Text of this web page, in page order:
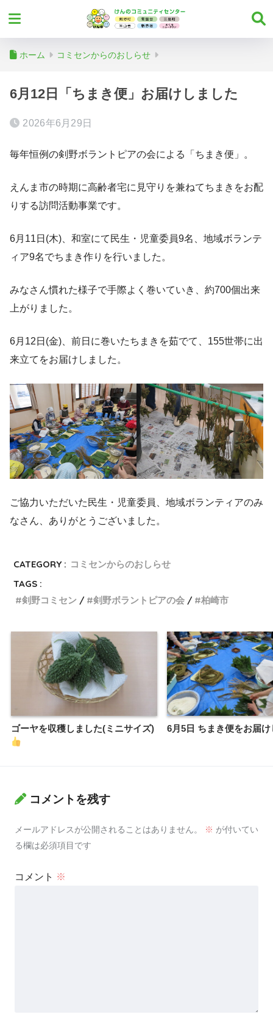
ホーム コミセンからのおしらせ
6月12日「ちまき便」お届けしました
2026年6月29日
毎年恒例の剣野ボラントピアの会による「ちまき便」。
えんま市の時期に高齢者宅に見守りを兼ねてちまきをお配
りする訪問活動事業です。
6月11日(木)、和室にて民生・児童委員9名、地域ボランテ
ィア9名でちまき作りを行いました。
みなさん慣れた様子で手際よく巻いていき、約700個出来
上がりました。
6月12日(金)、前日に巻いたちまきを茹でて、155世帯に出
来立てをお届けしました。
ご協力いただいた民生・児童委員、地域ボランティアのみ
なさん、ありがとうございました。
CATEGORY : コミセンからのおしらせ
TAGS :
剣野コミセン
剣野ボラントピアの会 柏崎市
ゴーヤを収穫しました(ミニサイズ) 6月5日 ちまき便をお届
コメントを残す
メールアドレスが公開されることはありません。 ※ が付いてい
る欄は必須項目です
コメント ※